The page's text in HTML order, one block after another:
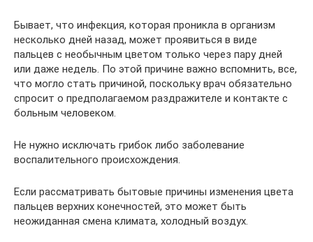
Бывает, что инфекция, которая проникла в организм
несколько дней назад, может проявиться в виде
пальцев с необычным цветом только через пару дней
или даже недель. По этой причине важно вспомнить, все,
что могло стать причиной, поскольку врач обязательно
спросит о предполагаемом раздражителе и контакте с
больным человеком.
Не нужно исключать грибок либо заболевание
воспалительного происхождения.
Если рассматривать бытовые причины изменения цвета
пальцев верхних конечностей, это может быть
неожиданная смена климата, холодный воздух.